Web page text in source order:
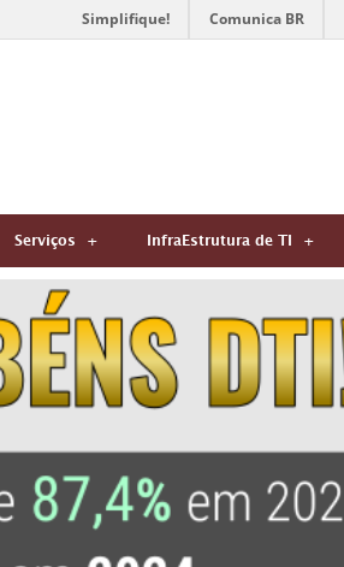
Simplifique! Comunica BR
Serviços InfraEstrutura de TI